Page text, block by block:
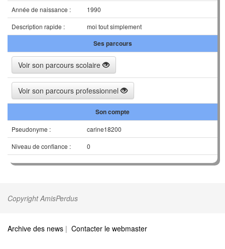
Année de naissance :
1990
Description rapide :
moi tout simplement
Ses parcours
Voir son parcours scolaire
Voir son parcours professionnel
Son compte
Pseudonyme :
carine18200
Niveau de confiance :
0
Copyright AmisPerdus
Archive des news | Contacter le webmaster